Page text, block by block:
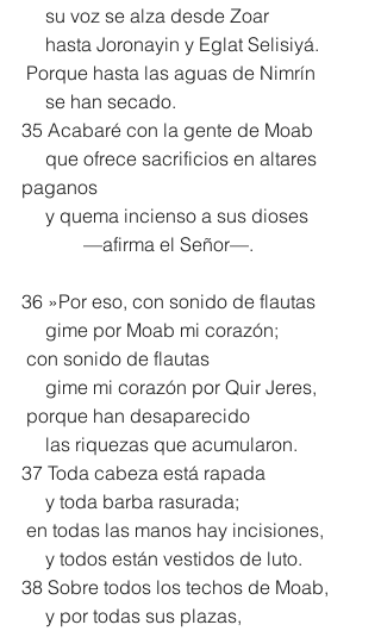
     su voz se alza desde Zoar
     hasta Joronayin y Eglat Selisiyá.
Porque hasta las aguas de Nimrín
     se han secado.
35 Acabaré con la gente de Moab
paganos
     y quema incienso a sus dioses
             —afirma el Señor—.
36 »Por eso, con sonido de flautas
     gime por Moab mi corazón;
con sonido de flautas
     gime mi corazón por Quir Jeres,
porque han desaparecido
     las riquezas que acumularon.
37 Toda cabeza está rapada
     y toda barba rasurada;
en todas las manos hay incisiones,
     y todos están vestidos de luto.
38 Sobre todos los techos de Moab,
     y por todas sus plazas,